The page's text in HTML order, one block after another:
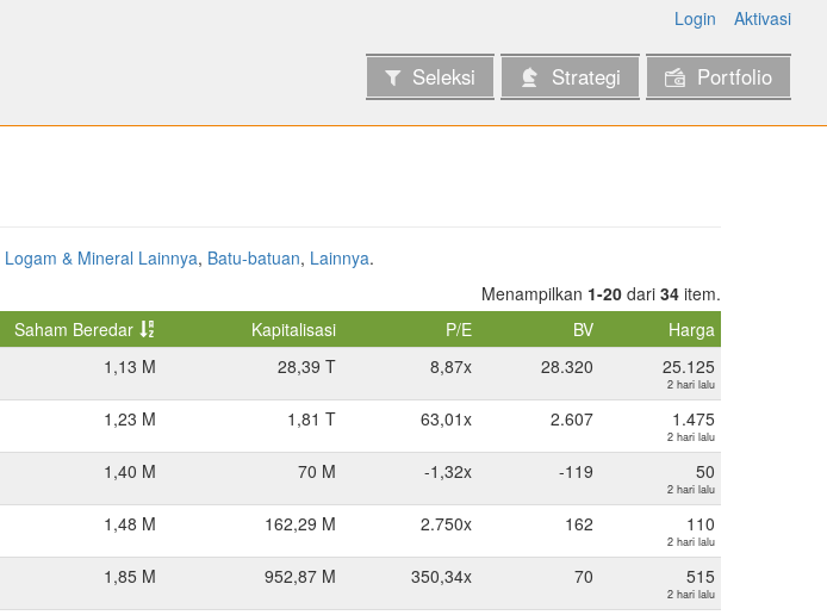
Login Aktivasi
Seleksi Strategi Portfolio
Logam & Mineral Lainnya, Batu-batuan, Lainnya.
Menampilkan 1-20 dari34 item.
Saham Beredar Kapitalisasi P/E BV
Harga
1,13 M 28,39 T 8,87x 28.320 25.125
2 hari lalu
1,23 M 1,81 T 63,01x 2.607 1.475
2 hari lalu
1,40 M 70 M -1,32x -119 50
2 hari lalu
1,48 M 162,29 M 2.750x 162 110
2 hari lalu
1,85 M 952,87 M 350,34x 70 515
2 hari lalu